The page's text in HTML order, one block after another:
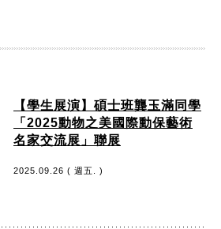
【學生展演】碩士班龔玉滿同學
「2025動物之美國際動保藝術
名家交流展」聯展
2025.09.26 ( 週五. )